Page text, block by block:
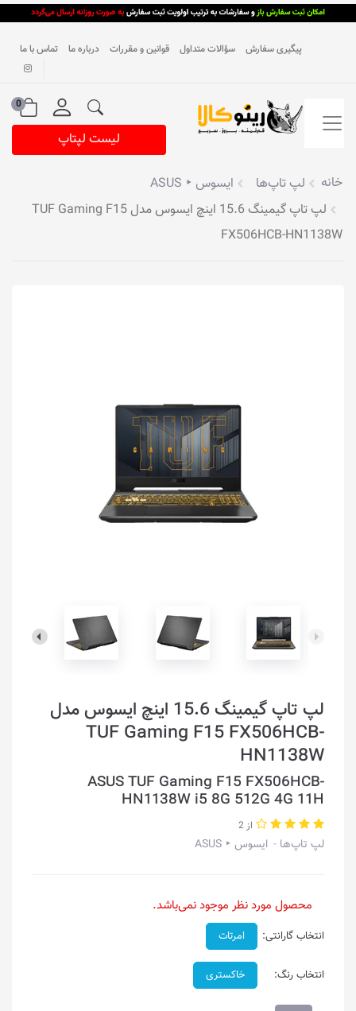
پیگیری سفارش سؤالات متداول قوانین و مقررات درباره ما تماس با ما
0
لیست لپتاپ
خانه لپ تاپ‌ها
ایسوس ‣ ASUS
لپ تاپ گیمینگ 15.6 اینچ ایسوس مدل TUF Gaming F15
FX506HCB-HN1138W
لپ تاپ گیمینگ 15.6 اینچ ایسوس مدل
TUF Gaming F15 FX506HCB-
HN1138W
ASUS TUF Gaming F15 FX506HCB-
HN1138W i5 8G 512G 4G 11H
از 2
لپ تاپ‌ها ایسوس ‣ ASUS
محصول مورد نظر موجود نمی‌باشد.
انتخاب گارانتی: امرتات
انتخاب رنگ: خاکستری